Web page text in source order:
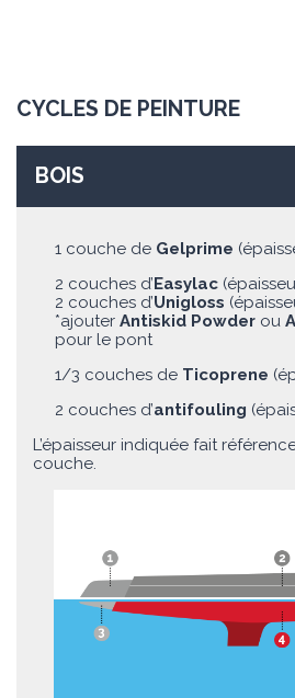
CYCLES DE PEINTURE
BOIS
1 couche de Gelprime
2 couches d’Easylac
2 couches d’Unigloss
*ajouter Antiskid Powder ou
pour le pont
1/3 couches de Ticoprene
2 couches d’antifouling
L’épaisseur indiquée fait
couche.